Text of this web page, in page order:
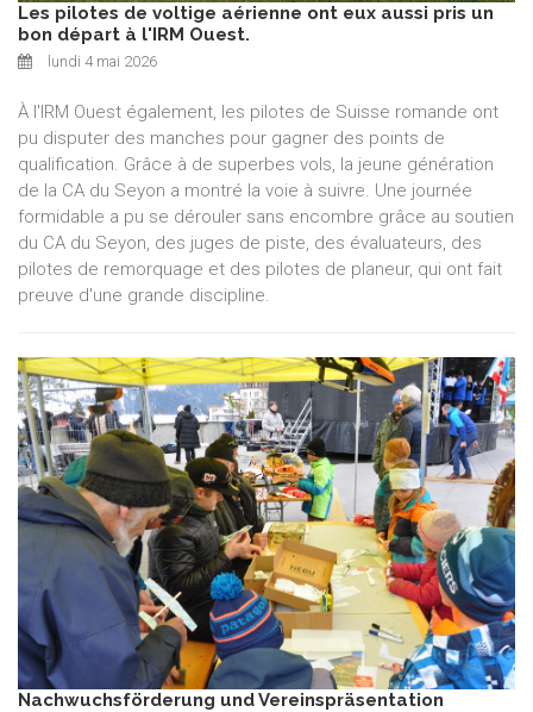
Les pilotes de voltige aérienne ont eux aussi pris un
bon départ à l'IRM Ouest.
lundi 4 mai 2026
À l'IRM Ouest également, les pilotes de Suisse romande ont
pu disputer des manches pour gagner des points de
qualification. Grâce à de superbes vols, la jeune génération
de la CA du Seyon a montré la voie à suivre. Une journée
formidable a pu se dérouler sans encombre grâce au soutien
du CA du Seyon, des juges de piste, des évaluateurs, des
pilotes de remorquage et des pilotes de planeur, qui ont fait
preuve d'une grande discipline.
Nachwuchsförderung und Vereinspräsentation